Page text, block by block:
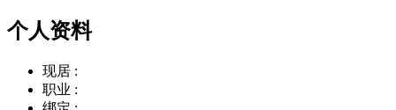
个人资料
现居 :
职业 :